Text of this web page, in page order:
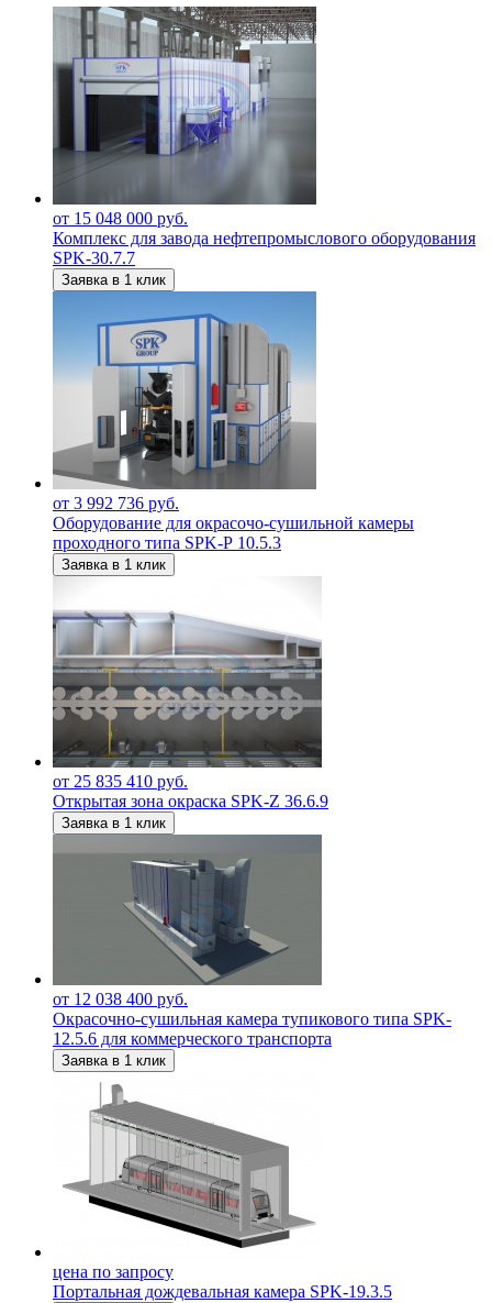
от 15 048 000 руб.
Комплекс для завода нефтепромыслового оборудования
SPK-30.7.7
Заявка в 1 клик
от 3 992 736 руб.
Оборудование для окрасочо-сушильной камеры
проходного типа SPK-Р 10.5.3
Заявка в 1 клик
от 25 835 410 руб.
Открытая зона окраска SPK-Z 36.6.9
Заявка в 1 клик
от 12 038 400 руб.
Окрасочно-сушильная камера тупикового типа SPK-
12.5.6 для коммерческого транспорта
Заявка в 1 клик
цена по запросу
Портальная дождевальная камера SPK-19.3.5